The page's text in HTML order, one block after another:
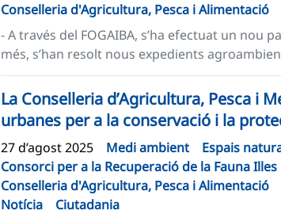
Conselleria d'Agricultura, Pesca i Alimentació
- A través del FOGAIBA, s’ha efectuat un nou
més, s’han resolt nous expedients
La Conselleria d’Agricultura, Pesca i
urbanes per a la conservació i la
27 d’agost 2025 Medi ambient
Espais
Consorci per a la Recuperació de la Fauna Illes
Conselleria d'Agricultura, Pesca i Alimentació
Notícia
Ciutadania